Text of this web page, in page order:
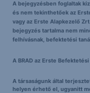
A bejegyzésben foglaltak
és nem tekinthetőek az
vagy az Erste Alapkezelő
bejegyzés tartalma nem
felhívásnak, befektetési
A BRAD az Erste
A társaságunk által
helyen érhető el, ugyanitt